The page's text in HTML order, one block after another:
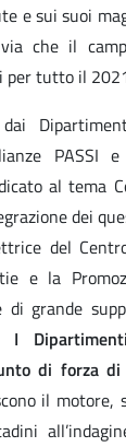
e sui suoi
che il
per tutto il
PASSI e
al tema
dei
del
e la
di grande
I
di forza
il motore,